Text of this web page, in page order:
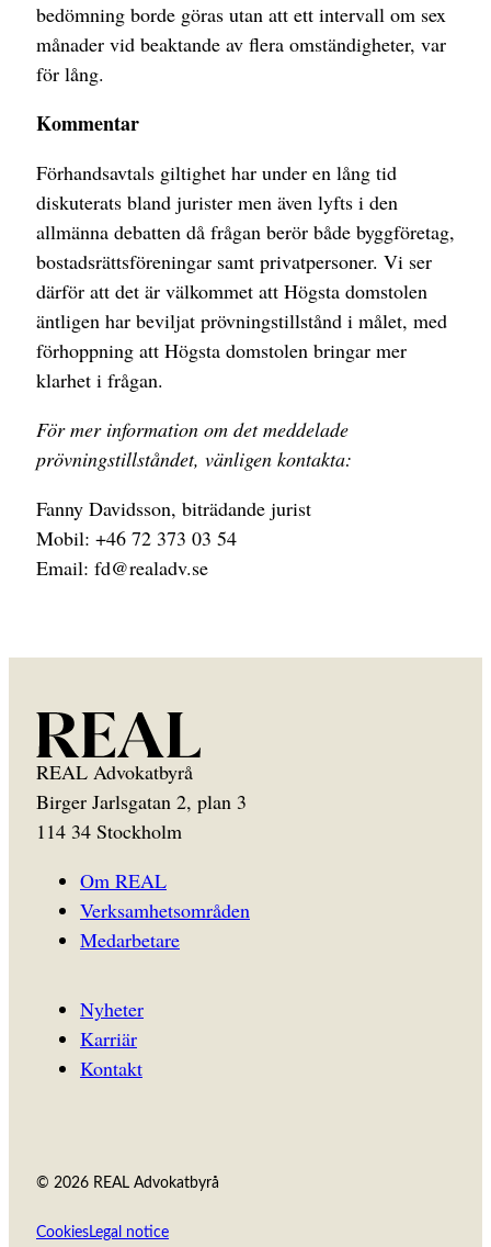
bedömning borde göras utan att ett intervall om sex
månader vid beaktande av flera omständigheter, var
för lång.
Kommentar
Förhandsavtals giltighet har under en lång tid
diskuterats bland jurister men även lyfts i den
allmänna debatten då frågan berör både byggföretag,
bostadsrättsföreningar samt privatpersoner. Vi ser
därför att det är välkommet att Högsta domstolen
äntligen har beviljat prövningstillstånd i målet, med
förhoppning att Högsta domstolen bringar mer
klarhet i frågan.
För mer information om det meddelade
prövningstillståndet, vänligen kontakta:
Fanny Davidsson, biträdande jurist
Mobil: +46 72 373 03 54
Email: fd@realadv.se
REAL Advokatbyrå
Birger Jarlsgatan 2, plan 3
114 34 Stockholm
Om REAL
Verksamhetsområden
Medarbetare
Nyheter
Karriär
Kontakt
© 2026 REAL Advokatbyrå
CookiesLegal notice